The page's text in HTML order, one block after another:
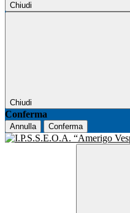
Chiudi
Chiudi
Conferma
Annulla Conferma